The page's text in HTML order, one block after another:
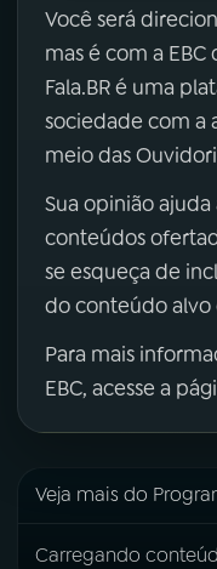
Você será
mas é com a
Fala.BR é uma
sociedade com a
meio das
Sua opinião ajuda
conteúdos
se esqueça de
do conteúdo alvo
Para mais
EBC, acesse a
Veja mais do
Carregando